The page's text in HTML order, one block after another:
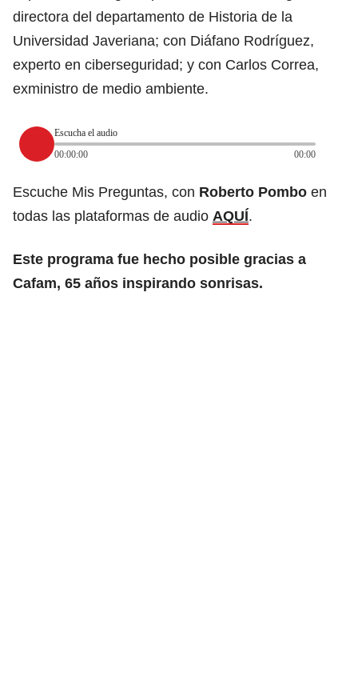
directora del departamento de Historia de la
Universidad Javeriana; con Diáfano Rodríguez,
experto en ciberseguridad; y con Carlos Correa,
exministro de medio ambiente.
Escucha el audio
00:00:00
00:00
Escuche Mis Preguntas, con Roberto Pombo en
todas las plataformas de audio AQUÍ.
Este programa fue hecho posible gracias a
Cafam, 65 años inspirando sonrisas.